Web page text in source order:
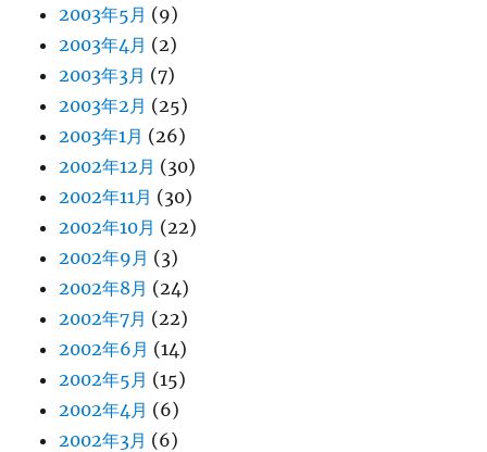
2003年5月 (9)
2003年4月 (2)
2003年3月 (7)
2003年2月 (25)
2003年1月 (26)
2002年12月 (30)
2002年11月 (30)
2002年10月 (22)
2002年9月 (3)
2002年8月 (24)
2002年7月 (22)
2002年6月 (14)
2002年5月 (15)
2002年4月 (6)
2002年3月 (6)